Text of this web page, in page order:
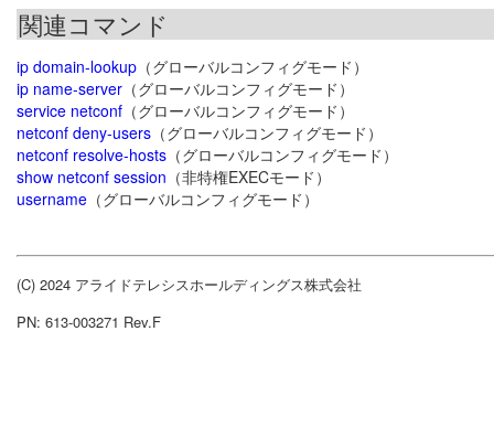
関連コマンド
ip domain-lookup （グローバルコンフィグモード）
ip name-server （グローバルコンフィグモード）
service netconf （グローバルコンフィグモード）
netconf deny-users （グローバルコンフィグモード）
netconf resolve-hosts （グローバルコンフィグモード）
show netconf session （非特権EXECモード）
username （グローバルコンフィグモード）
(C) 2024 アライドテレシスホールディングス株式会社
PN: 613-003271 Rev.F